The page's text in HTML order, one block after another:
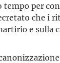
per
che i
e sulla